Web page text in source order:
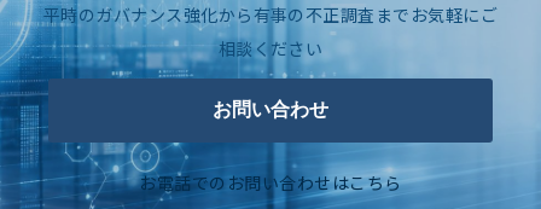
平時のガバナンス強化から有事の不正調査までお気軽にご
相談ください
お問い合わせ
お電話でのお問い合わせはこちら